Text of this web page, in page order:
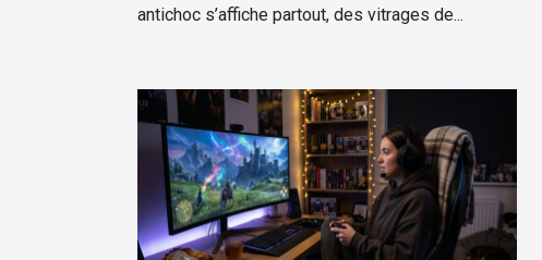
antichoc s’affiche partout, des vitrages de...